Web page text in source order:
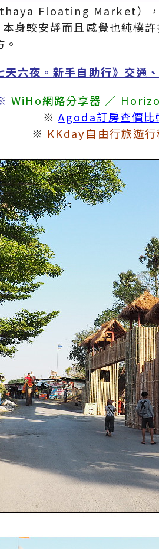
Floating Market），
本身較安靜而且感覺也純樸
天六夜。新手自助行》交通
WiHo網路分享器 ／
※Agoda訂房查價比
※ KKday自由行旅遊